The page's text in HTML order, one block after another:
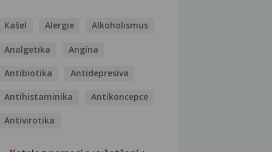
Kašel Alergie Alkoholismus
Analgetika Angína
Antibiotika Antidepresiva
Antihistaminika Antikoncepce
Antivirotika